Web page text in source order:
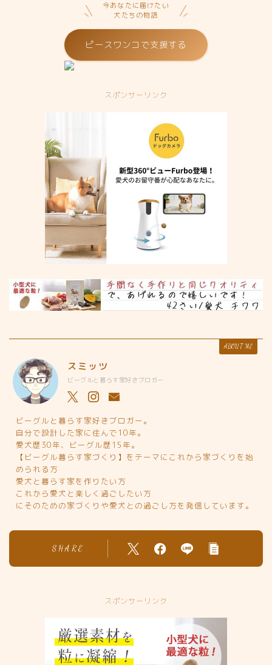
今あなたに届けたい
犬たちの物語
ピースワンコで支援する
スポンサーリンク
ABOUT ME
スミッツ
ビーグルと暮らす家好きブロガー
ビーグルと暮らす家好きブロガー。
自分で設計した家に住んで10年。
愛犬歴30年、ビーグル歴15年。
【ビーグル暮らす家づくり】をテーマにこれから家づくりを始
められる方
愛犬と暮らす家を作りたい方
これから愛犬と楽しく過ごしたい方
にそのための家づくりや愛犬との過ごし方を発信しています。
SHARE
スポンサーリンク